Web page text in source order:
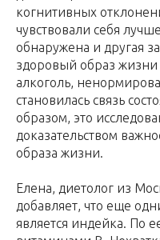
когнитивных
чувствовали себя
обнаружена и другая
здоровый образ жизни
алкоголь,
становилась связь
образом, это
доказательством
образа жизни.
Елена, диетолог из
добавляет, что еще
является индейка. По